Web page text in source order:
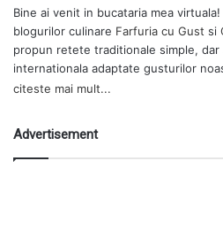
Bine ai venit in bucataria mea
blogurilor culinare Farfuria cu Gust si
propun retete traditionale simple,
internationala adaptate gusturilor
citeste mai mult...
Advertisement